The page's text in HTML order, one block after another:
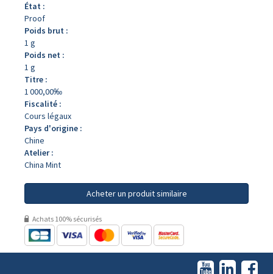
État :
Proof
Poids brut :
1 g
Poids net :
1 g
Titre :
1 000,00‰
Fiscalité :
Cours légaux
Pays d'origine :
Chine
Atelier :
China Mint
Acheter un produit similaire
Achats 100% sécurisés